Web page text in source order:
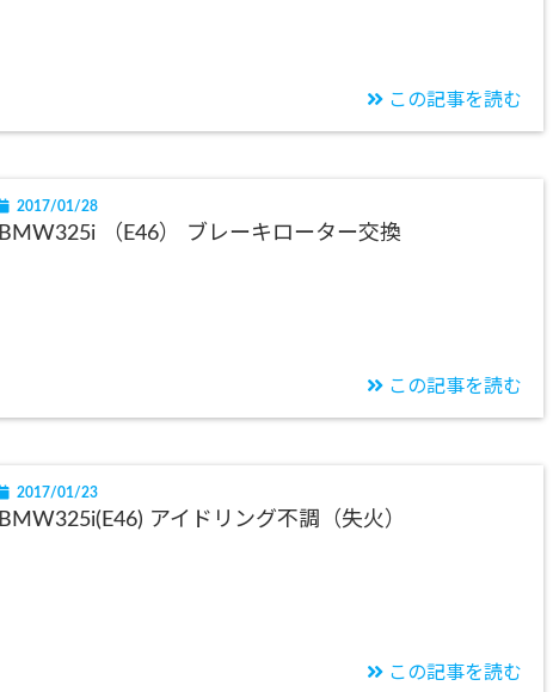
この記事を読む
2017/01/28
BMW325i （E46） ブレーキローター交換
この記事を読む
2017/01/23
BMW325i(E46) アイドリング不調（失火）
この記事を読む